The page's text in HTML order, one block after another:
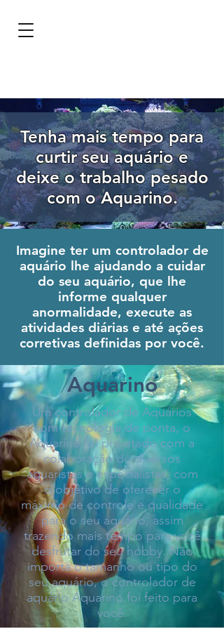
Tenha mais tempo para
curtir seu aquário e
deixe o trabalho pesado
com o Aquarino.
Imagine ter um controlador de
aquário lhe ajudando a cuidar
do seu aquário, que lhe
informe qualquer
anormalidade, execute as
atividades diárias e até ações
corretivas definidas por você.
Aquarino
Um controlador de Aquários
com tecnologia de ponta, o
Aquarino foi projetado com a
colaboração de diversos
aquaristas e especialistas, com
o objetivo de oferecer o
máximo de controle e qualidade
para o seu aquário, assim
trazendo mais tempo para você
desfrutar do seu hobby. Não
importa o tamanho ou tipo do
seu aquário, o controlador de
aquário Aquarino foi feito para
você.